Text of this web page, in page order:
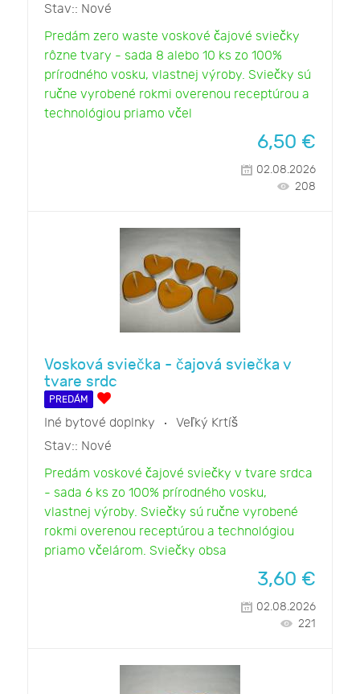
Stav:: Nové
Predám zero waste voskové čajové sviečky
rôzne tvary - sada 8 alebo 10 ks zo 100%
prírodného vosku, vlastnej výroby. Sviečky sú
ručne vyrobené rokmi overenou receptúrou a
technológiou priamo včel
6,50 €
02.08.2026
208
Vosková sviečka - čajová sviečka v
tvare srdc
PREDÁM
Iné bytové doplnky
Veľký Krtíš
Stav:: Nové
Predám voskové čajové sviečky v tvare srdca
- sada 6 ks zo 100% prírodného vosku,
vlastnej výroby. Sviečky sú ručne vyrobené
rokmi overenou receptúrou a technológiou
priamo včelárom. Sviečky obsa
3,60 €
02.08.2026
221